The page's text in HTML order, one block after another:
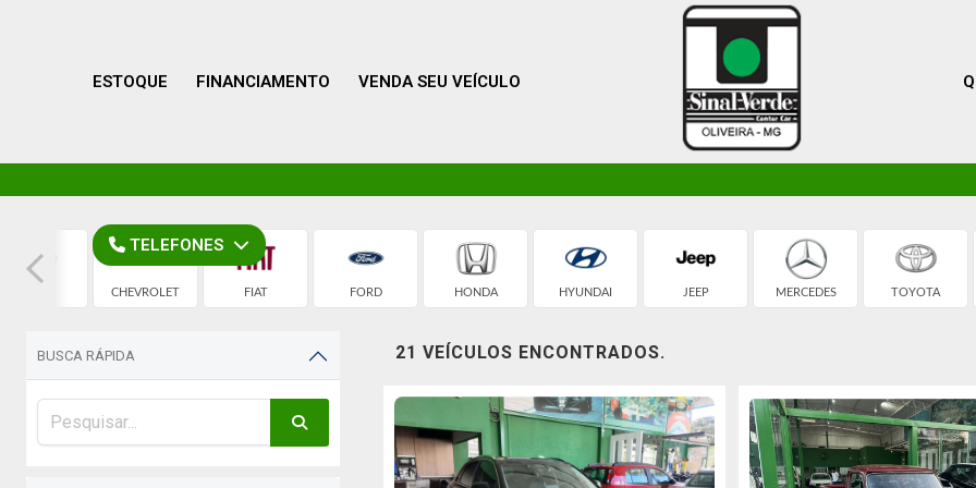
ESTOQUE FINANCIAMENTO VENDA SEU VEÍCULO
TELEFONES
CHEVROLET FIAT FORD HONDA HYUNDAI JEEP MERCEDES TOYOTA
BUSCA RÁPIDA 21 VEÍCULOS ENCONTRADOS.